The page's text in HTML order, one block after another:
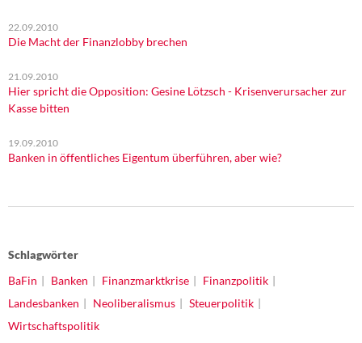
22.09.2010
Die Macht der Finanzlobby brechen
21.09.2010
Hier spricht die Opposition: Gesine Lötzsch - Krisenverursacher zur
Kasse bitten
19.09.2010
Banken in öffentliches Eigentum überführen, aber wie?
Schlagwörter
BaFin
Banken Finanzmarktkrise
Finanzpolitik
Landesbanken
Neoliberalismus
Steuerpolitik
Wirtschaftspolitik